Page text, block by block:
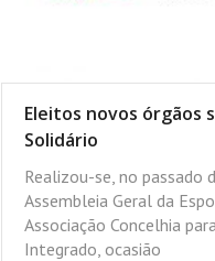
Eleitos novos órgãos
Solidário
Realizou-se, no passado
Assembleia Geral da
Associação Concelhia
Integrado, ocasião